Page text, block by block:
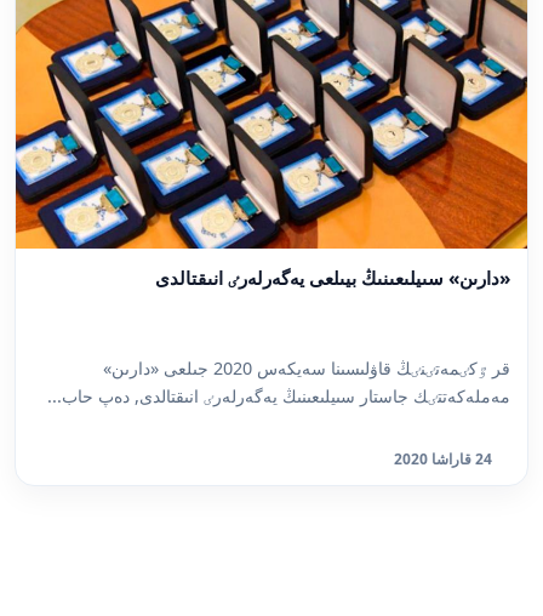
«دارىن» سىيلىعىنىڭ بيىلعى يەگەرلەرٸ انىقتالدى
قر ٷكٸمەتٸنٸڭ قاۋلىسىنا سەيكەس 2020 جىلعى «دارىن»
مەملەكەتتٸك جاستار سىيلىعىنىڭ يەگەرلەرٸ انىقتالدى, دەپ حاب...
24 قاراشا 2020